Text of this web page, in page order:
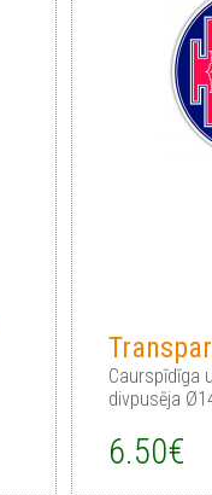
Сaurspīdīga
divpusēja
6.50€